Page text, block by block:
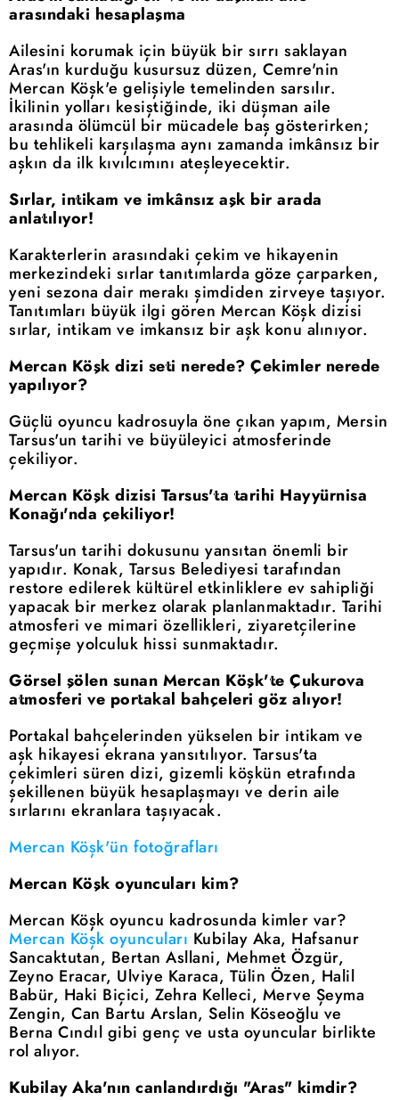
arasındaki hesaplaşma
Ailesini korumak için büyük bir sırrı saklayan
Aras'ın kurduğu kusursuz düzen, Cemre'nin
Mercan Köşk'e gelişiyle temelinden sarsılır.
İkilinin yolları kesiştiğinde, iki düşman aile
arasında ölümcül bir mücadele baş gösterirken;
bu tehlikeli karşılaşma aynı zamanda imkânsız bir
aşkın da ilk kıvılcımını ateşleyecektir.
Sırlar, intikam ve imkânsız aşk bir arada
anlatılıyor!
Karakterlerin arasındaki çekim ve hikayenin
merkezindeki sırlar tanıtımlarda göze çarparken,
yeni sezona dair merakı şimdiden zirveye taşıyor.
Tanıtımları büyük ilgi gören Mercan Köşk dizisi
sırlar, intikam ve imkansız bir aşk konu alınıyor.
Mercan Köşk dizi seti nerede? Çekimler nerede
yapılıyor?
Güçlü oyuncu kadrosuyla öne çıkan yapım, Mersin
Tarsus'un tarihi ve büyüleyici atmosferinde
çekiliyor.
Mercan Köşk dizisi Tarsus'ta tarihi Hayyürnisa
Konağı'nda çekiliyor!
Tarsus'un tarihi dokusunu yansıtan önemli bir
yapıdır. Konak, Tarsus Belediyesi tarafından
restore edilerek kültürel etkinliklere ev sahipliği
yapacak bir merkez olarak planlanmaktadır. Tarihi
atmosferi ve mimari özellikleri, ziyaretçilerine
geçmişe yolculuk hissi sunmaktadır.
Görsel şölen sunan Mercan Köşk'te Çukurova
atmosferi ve portakal bahçeleri göz alıyor!
Portakal bahçelerinden yükselen bir intikam ve
aşk hikayesi ekrana yansıtılıyor. Tarsus'ta
çekimleri süren dizi, gizemli köşkün etrafında
şekillenen büyük hesaplaşmayı ve derin aile
sırlarını ekranlara taşıyacak.
Mercan Köşk'ün fotoğrafları
Mercan Köşk oyuncuları kim?
Mercan Köşk oyuncu kadrosunda kimler var?
Mercan Köşk oyuncuları Kubilay Aka, Hafsanur
Sancaktutan, Bertan Asllani, Mehmet Özgür,
Zeyno Eracar, Ulviye Karaca, Tülin Özen, Halil
Babür, Haki Biçici, Zehra Kelleci, Merve Şeyma
Zengin, Can Bartu Arslan, Selin Köseoğlu ve
Berna Cındıl gibi genç ve usta oyuncular birlikte
rol alıyor.
Kubilay Aka'nın canlandırdığı "Aras" kimdir?